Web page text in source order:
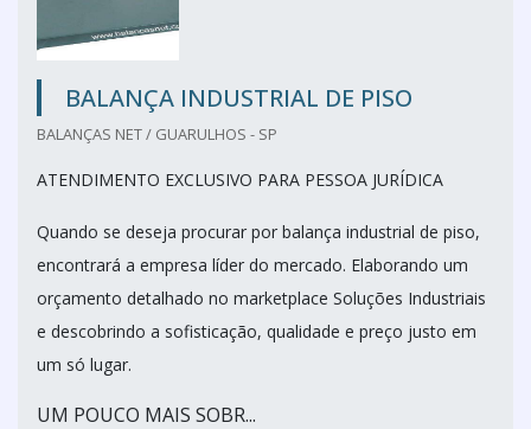
BALANÇA INDUSTRIAL DE PISO
BALANÇAS NET / GUARULHOS - SP
ATENDIMENTO EXCLUSIVO PARA PESSOA JURÍDICA
Quando se deseja procurar por balança industrial de piso,
encontrará a empresa líder do mercado. Elaborando um
orçamento detalhado no marketplace Soluções Industriais
e descobrindo a sofisticação, qualidade e preço justo em
um só lugar.
UM POUCO MAIS SOBR...